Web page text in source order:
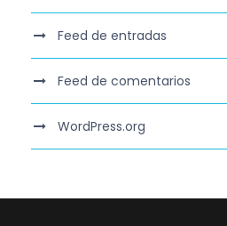
Feed de entradas
Feed de comentarios
WordPress.org